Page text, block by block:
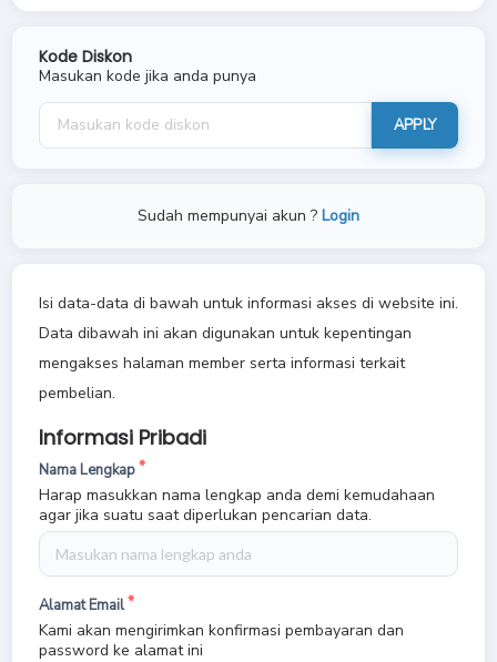
Kode Diskon
Masukan kode jika anda punya
APPLY
Sudah mempunyai akun ? Login
Isi data-data di bawah untuk informasi akses di website ini.
Data dibawah ini akan digunakan untuk kepentingan
mengakses halaman member serta informasi terkait
pembelian.
Informasi Pribadi
Nama Lengkap
Harap masukkan nama lengkap anda demi kemudahaan
agar jika suatu saat diperlukan pencarian data.
Alamat Email
Kami akan mengirimkan konfirmasi pembayaran dan
password ke alamat ini